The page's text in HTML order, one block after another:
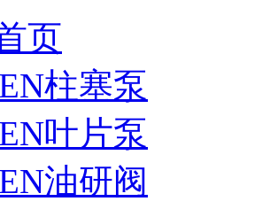
页
柱塞泵
叶片泵
油研阀